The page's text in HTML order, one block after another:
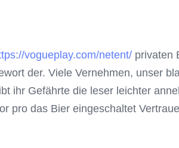
vogueplay.com/netent/ privaten
der. Viele Vernehmen, unser
ihr Gefährte die leser leichter
pro das Bier eingeschaltet